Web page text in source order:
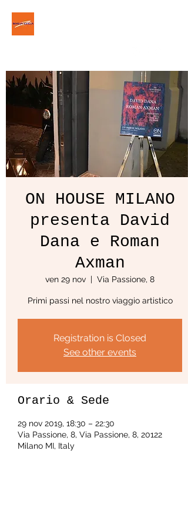
ON HOUSE MILANO
presenta David
Dana e Roman
Axman
ven 29 nov
  |
Via Passione, 8
Primi passi nel nostro viaggio artistico
Registration is Closed
See other events
Orario & Sede
29 nov 2019, 18:30 – 22:30
Via Passione, 8, Via Passione, 8, 20122
Milano MI, Italy